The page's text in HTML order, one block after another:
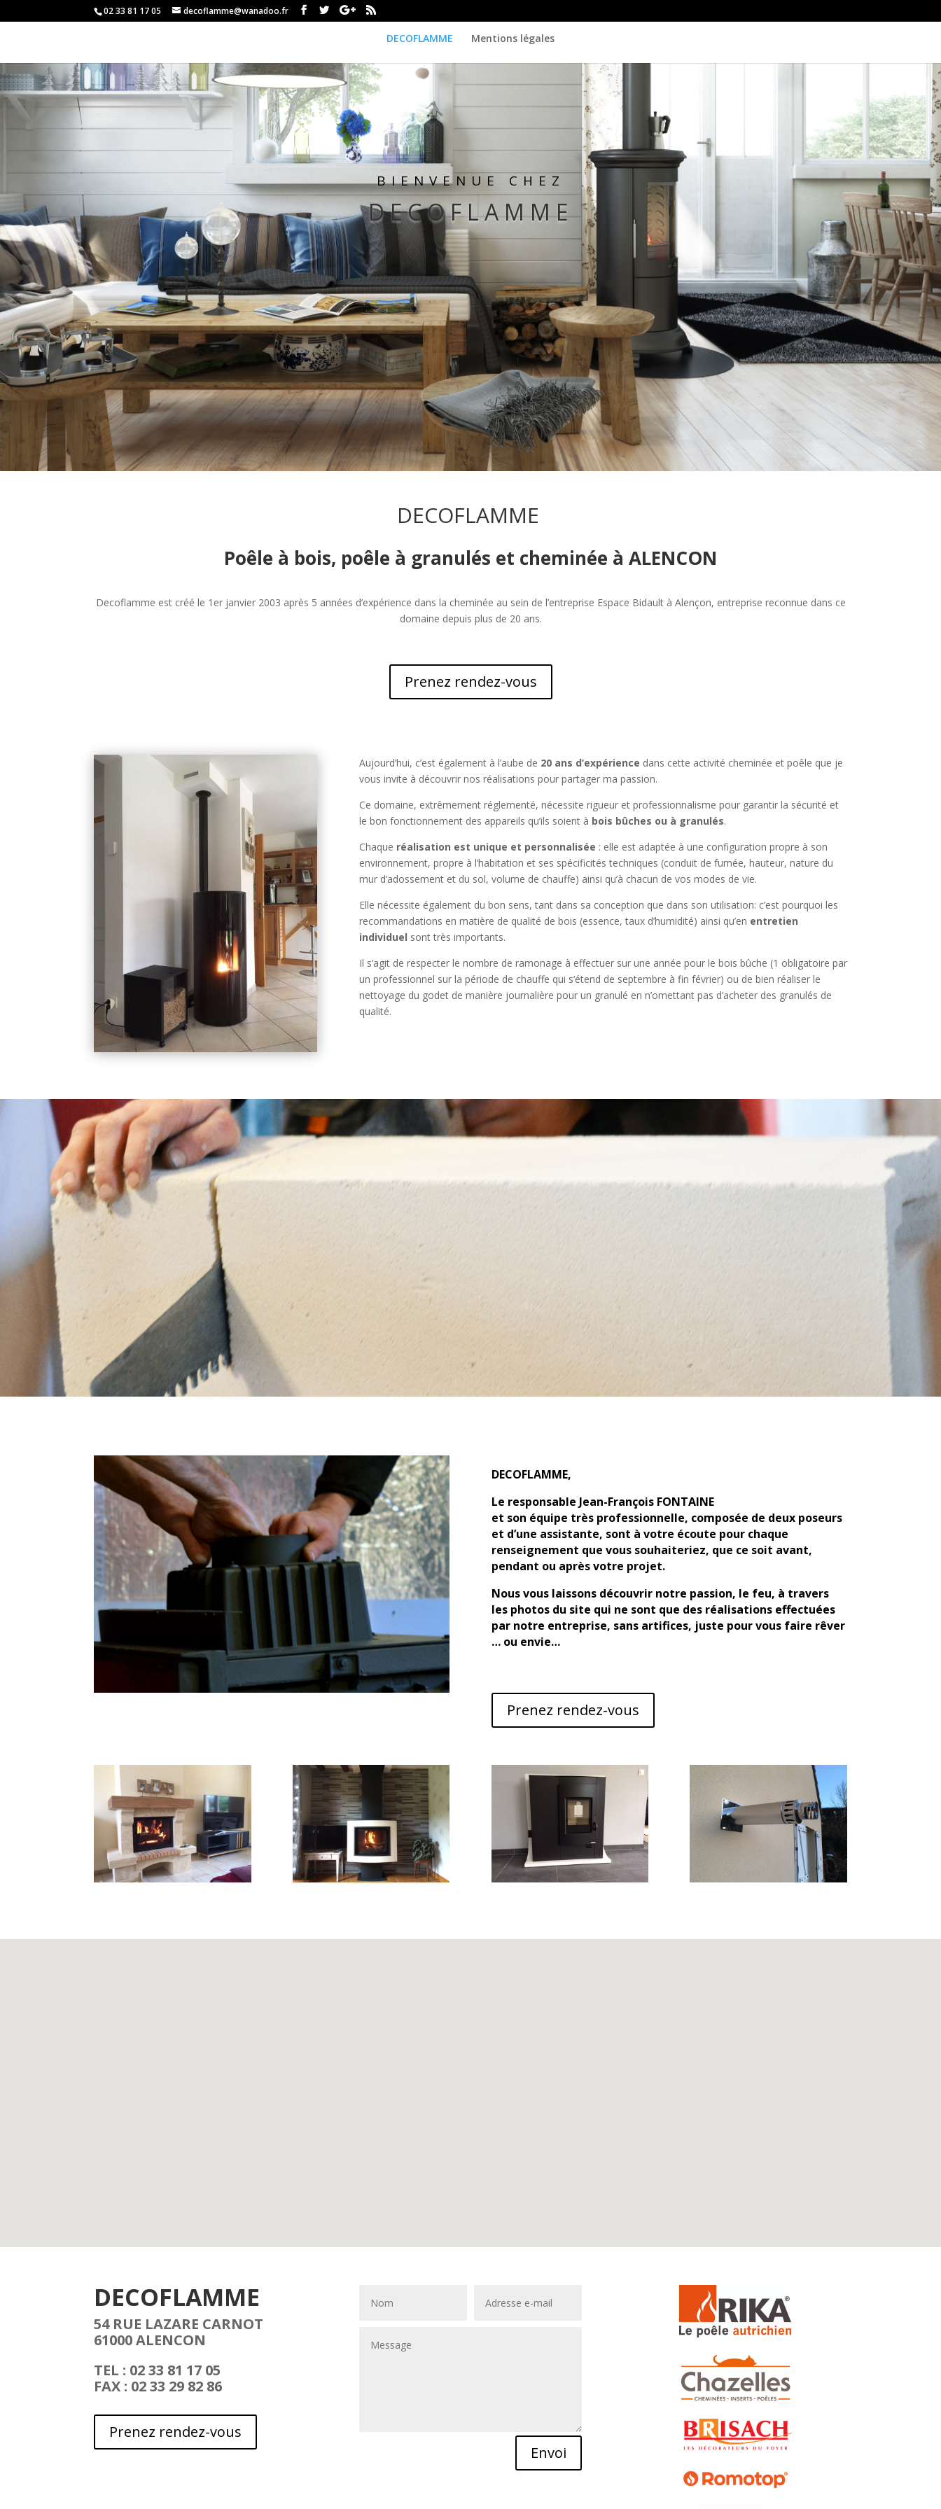
02 33 81 17 05 decoflamme@wanadoo.fr
DECOFLAMME Mentions légales
BIENVENUE CHEZ
DECOFLAMME
DECOFLAMME
Poêle à bois, poêle à granulés et cheminée à ALENCON
Decoflamme est créé le 1er janvier 2003 après 5 années d’expérience dans la cheminée au sein de l’entreprise Espace Bidault à Alençon, entreprise reconnue dans ce
domaine depuis plus de 20 ans.
Prenez rendez-vous
Aujourd’hui, c’est également à l’aube de 20 ans d’expérience dans cette activité cheminée et poêle que je
vous invite à découvrir nos réalisations pour partager ma passion.
Ce domaine, extrêmement réglementé, nécessite rigueur et professionnalisme pour garantir la sécurité et
le bon fonctionnement des appareils qu’ils soient à bois bûches ou à granulés.
Chaque réalisation est unique et personnalisée : elle est adaptée à une configuration propre à son
environnement, propre à l’habitation et ses spécificités techniques (conduit de fumée, hauteur, nature du
mur d’adossement et du sol, volume de chauffe) ainsi qu’à chacun de vos modes de vie.
Elle nécessite également du bon sens, tant dans sa conception que dans son utilisation: c’est pourquoi les
recommandations en matière de qualité de bois (essence, taux d’humidité) ainsi qu’en entretien
individuel sont très importants.
Il s’agit de respecter le nombre de ramonage à effectuer sur une année pour le bois bûche (1 obligatoire par
un professionnel sur la période de chauffe qui s’étend de septembre à fin février) ou de bien réaliser le
nettoyage du godet de manière journalière pour un granulé en n’omettant pas d’acheter des granulés de
qualité.
DECOFLAMME,
Le responsable Jean-François FONTAINE
et son équipe très professionnelle, composée de deux poseurs
et d’une assistante, sont à votre écoute pour chaque
renseignement que vous souhaiteriez, que ce soit avant,
pendant ou après votre projet.
Nous vous laissons découvrir notre passion, le feu, à travers
les photos du site qui ne sont que des réalisations effectuées
par notre entreprise, sans artifices, juste pour vous faire rêver
… ou envie…
Prenez rendez-vous
DECOFLAMME
54 RUE LAZARE CARNOT
61000 ALENCON
TEL : 02 33 81 17 05
FAX : 02 33 29 82 86
Prenez rendez-vous
Envoi